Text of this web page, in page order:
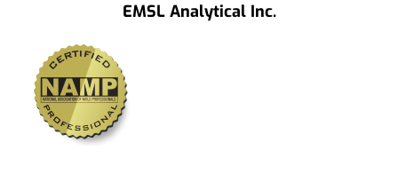
EMSL Analytical Inc.